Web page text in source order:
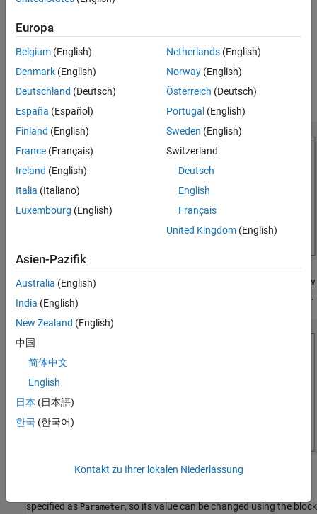
ON THIS PAGE
See Also
An initial value, specified as a parameter, is cached in the block as
persistent data in the
In theOutput Code
pane, a calculation is done on this state. A new
input is passed to the block as the next state at the next time step.
Symbolstable defines the attributes of the symbols used in
specified as Parameter, so its value can be changed using the block
Europa
Belgium (English)
Denmark (English)
Deutschland (Deutsch)
España (Español)
Finland (English)
France (Français)
Ireland (English)
Italia (Italiano)
Luxembourg (English)
Netherlands(English)
Norway(English)
Österreich (Deutsch)
Portugal (English)
Sweden (English)
Switzerland
Deutsch
English
Français
United Kingdom(English)
Asien-Pazifik
Australia (English)
India (English)
New Zealand (English)
中国
简体中文
English
日本 (日本語)
한국 (한국어)
Kontakt zu Ihrer lokalen Niederlassung